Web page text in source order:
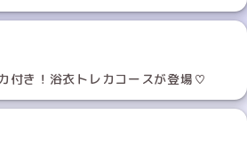
付き！浴衣トレカコースが登場♡